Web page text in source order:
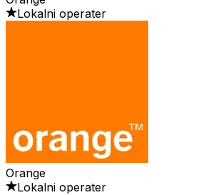
Lokalni operater
Orange
Lokalni operater